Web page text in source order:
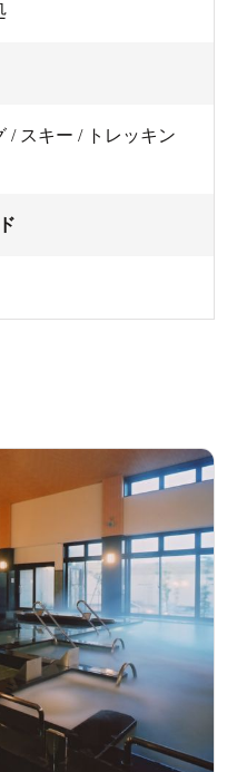
/ スキー / トレッキン